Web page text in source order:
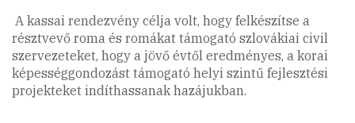
A kassai rendezvény célja volt, hogy felkészítse a
résztvevő roma és romákat támogató szlovákiai civil
szervezeteket, hogy a jövő évtől eredményes, a korai
képességgondozást támogató helyi szintű fejlesztési
projekteket indíthassanak hazájukban.